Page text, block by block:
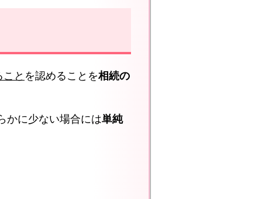
と を認めることを相続の
かに少ない場合には単純